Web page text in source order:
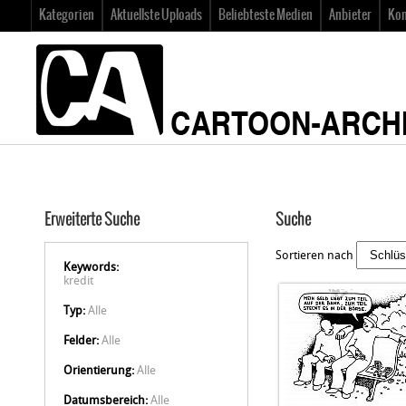
Kategorien Aktuellste Uploads Beliebteste Medien Anbieter
Erweiterte Suche
Keywords:
kredit
Typ: Alle
Felder: Alle
Orientierung: Alle
Datumsbereich: Alle
Suche
Sortieren nach